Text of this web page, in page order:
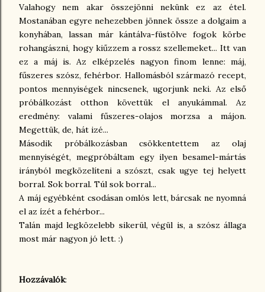
Valahogy nem akar összejönni nekünk ez az étel.
Mostanában egyre nehezebben jönnek össze a dolgaim a
konyhában, lassan már kántálva-füstölve fogok körbe
rohangászni, hogy kiűzzem a rossz szellemeket... Itt van
ez a máj is. Az elképzelés nagyon finom lenne: máj,
fűszeres szósz, fehérbor. Hallomásból származó recept,
pontos mennyiségek nincsenek, ugorjunk neki. Az első
próbálkozást otthon követtük el anyukámmal. Az
eredmény: valami fűszeres-olajos morzsa a májon.
Megettük, de, hát izé...
Második próbálkozásban csökkentettem az olaj
mennyiségét, megpróbáltam egy ilyen besamel-mártás
irányból megközelíteni a szószt, csak ugye tej helyett
borral. Sok borral. Túl sok borral...
A máj egyébként csodásan omlós lett, bárcsak ne nyomná
el az ízét a fehérbor...
Talán majd legközelebb sikerül, végül is, a szósz állaga
most már nagyon jó lett. :)
Hozzávalók: